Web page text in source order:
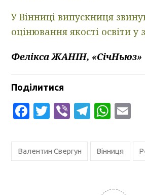
У Вінниці випускниця
оцінювання якості освіти у
Фелікса ЖАНІН, «СічНьюз»
Поділитися
Facebook
Twitter
Viber
Валентин Свергун Вінниця